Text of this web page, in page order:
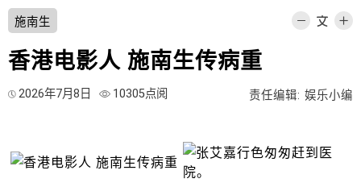
施南生
香港电影人 施南生传病重
2026年7月8日 10305点阅 责任编辑: 娱乐小编